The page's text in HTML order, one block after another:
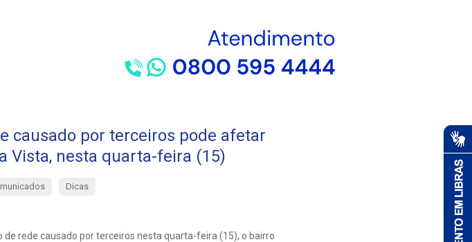
causado por terceiros pode afetar
Vista, nesta quarta-feira (15)
Dicas
rede causado por terceiros nesta quarta-feira (15), o bairro